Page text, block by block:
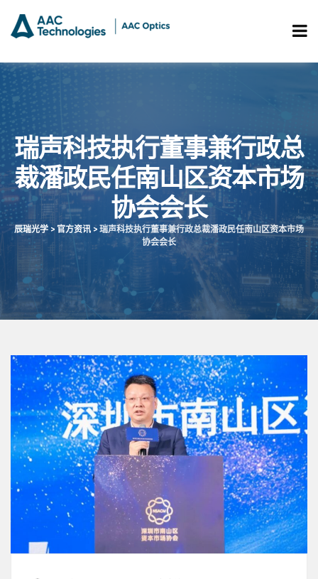
瑞声科技执行董事兼行政总
裁潘政民任南山区资本市场
协会会长
辰瑞光学 > 官方资讯 > 瑞声科技执行董事兼行政总裁潘政民任南山区资本市场
协会会长